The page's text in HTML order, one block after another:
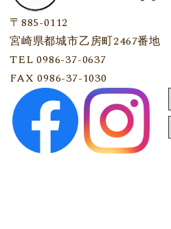
〒885-0112
宮崎県都城市乙房町2467番地
TEL 0986-37-0637
FAX 0986-37-1030